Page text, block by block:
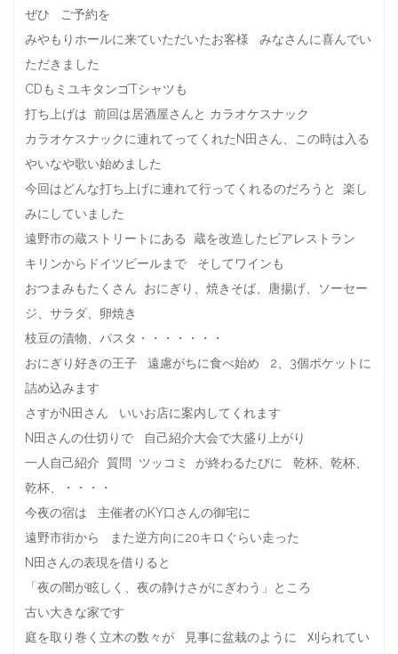
ぜひ ご予約を
みやもりホールに来ていただいたお客様 みなさんに喜んでい
ただきました
CDもミユキタンゴTシャツも
打ち上げは 前回は居酒屋さんと カラオケスナック
カラオケスナックに連れてってくれたN田さん、この時は入る
やいなや歌い始めました
今回はどんな打ち上げに連れて行ってくれるのだろうと 楽し
みにしていました
遠野市の蔵ストリートにある 蔵を改造したビアレストラン
キリンからドイツビールまで そしてワインも
おつまみもたくさん おにぎり、焼きそば、唐揚げ、ソーセー
ジ、サラダ、卵焼き
枝豆の漬物、パスタ・・・・・・・
おにぎり好きの王子 遠慮がちに食べ始め 2、3個ポケットに
詰め込みます
さすがN田さん いいお店に案内してくれます
N田さんの仕切りで 自己紹介大会で大盛り上がり
一人自己紹介 質問 ツッコミ が終わるたびに 乾杯、乾杯、
乾杯、・・・・
今夜の宿は 主催者のKY口さんの御宅に
遠野市街から また逆方向に20キロぐらい走った
N田さんの表現を借りると
「夜の闇が眩しく、夜の静けさがにぎわう」ところ
古い大きな家です
庭を取り巻く立木の数々が 見事に盆栽のように 刈られてい